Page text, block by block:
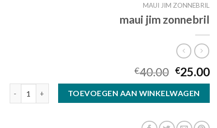
MAUI JIM ZONNEBRIL
maui jim zonnebril
€40.00 €25.00
TOEVOEGEN AAN WINKELWAGEN